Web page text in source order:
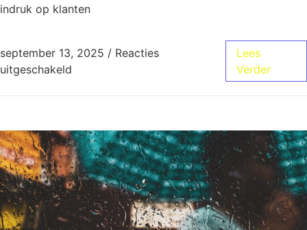
indruk op klanten
september 13, 2025 / Reacties
uitgeschakeld
Lees
Verder